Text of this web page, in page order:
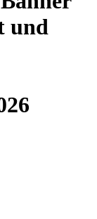
und